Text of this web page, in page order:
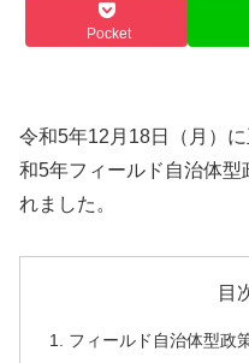
Pocket
令和5年12月18日（月）
和5年フィールド自治体
れました。
目
フィールド自治体型政